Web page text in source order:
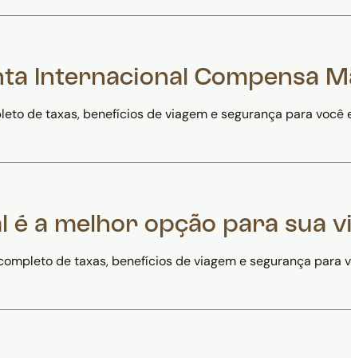
Internacional Compensa
de taxas, benefícios de viagem e segurança para
é a melhor opção para sua
de taxas, benefícios de viagem e segurança